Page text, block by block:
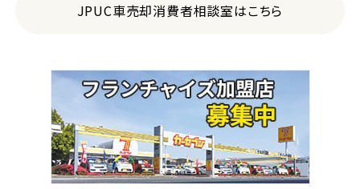
JPUC車売却消費者相談室はこちら